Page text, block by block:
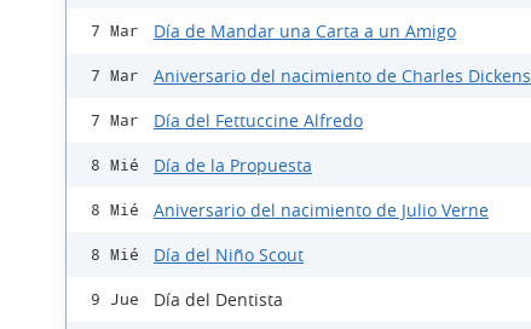
7 Mar Día de Mandar una Carta a un Amigo
7 Mar Aniversario del nacimiento de Charles Dickens
7 Mar Día del Fettuccine Alfredo
8 Mié Día de la Propuesta
8 Mié Aniversario del nacimiento de Julio Verne
8 Mié Día del Niño Scout
9 Jue Día del Dentista